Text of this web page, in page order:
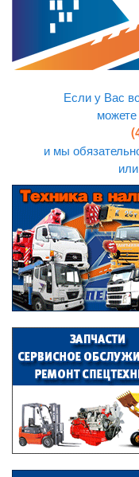
Если у Вас
и мы
или